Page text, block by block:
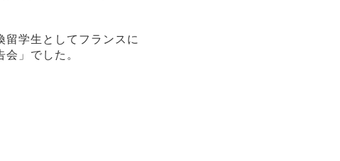
留学生としてフランスに
」でした。